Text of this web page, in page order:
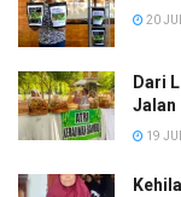
20
Dari
Jalan
19